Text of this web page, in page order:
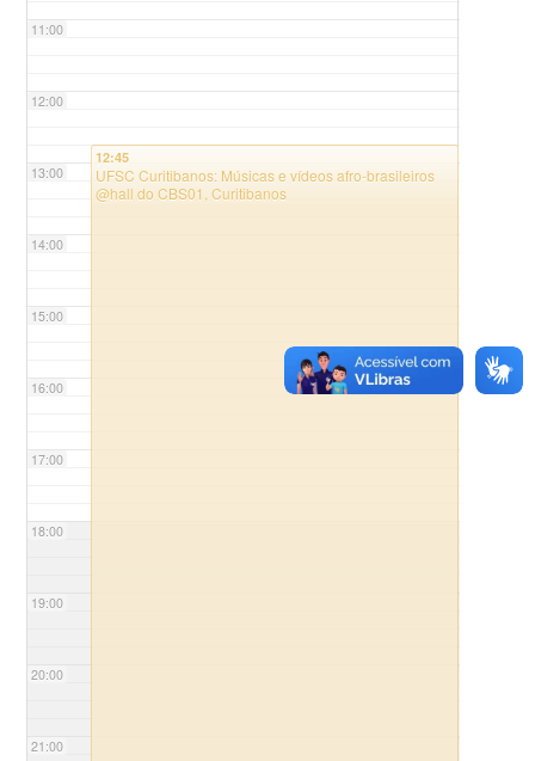
11:00
12:00
13:00
14:00
15:00
16:00
17:00
18:00
19:00
20:00
21:00
12:45
UFSC Curitibanos: Músicas e vídeos afro-brasileiros
@hall do CBS01, Curitibanos